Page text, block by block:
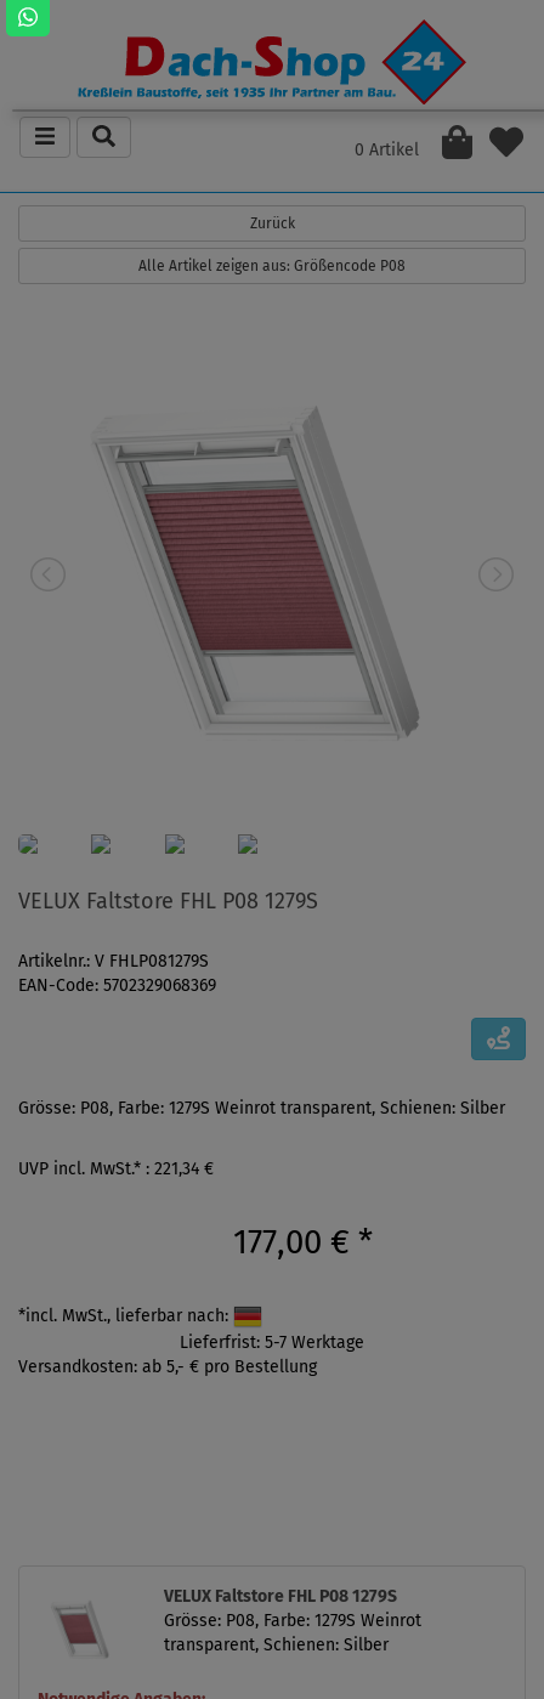
0 Artikel
Zurück
Alle Artikel zeigen aus: Größencode P08
VELUX Faltstore FHL P08 1279S
Artikelnr.: V FHLP081279S
EAN-Code: 5702329068369
Grösse: P08, Farbe: 1279S Weinrot transparent, Schienen: Silber
UVP incl. MwSt.* : 221,34 €
177,00 € *
*incl. MwSt., lieferbar nach:
Lieferfrist: 5-7 Werktage
Versandkosten: ab 5,- € pro Bestellung
VELUX Faltstore FHL P08 1279S
Grösse: P08, Farbe: 1279S Weinrot
transparent, Schienen: Silber